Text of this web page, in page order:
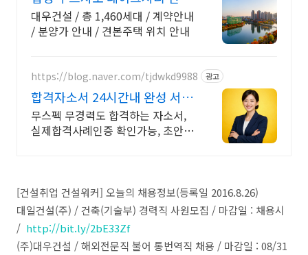
주택 방문 예약
대우건설 / 총 1,460세대 / 계약안내
/ 분양가 안내 / 견본주택 위치 안내
https://blog.naver.com/tjdwkd9988 광고
합격자소서 24시간내 완성 서류
합격의 비밀
무스펙 무경력도 합격하는 자소서,
실제합격사례인증 확인가능, 초안없
[건설취업 건설워커] 오늘의 채용정보(등록일 2016.8.26)
대일건설(주) / 건축(기술부) 경력직 사원모집 / 마감일 : 채용시
/ http://bit.ly/2bE33Zf
(주)대우건설 / 해외전문직 불어 통번역직 채용 / 마감일 : 08/31